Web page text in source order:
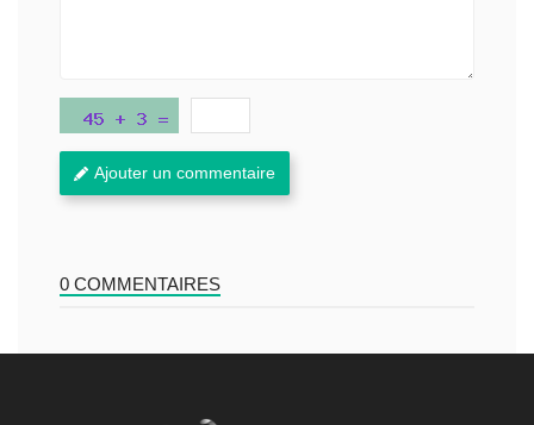
Ajouter un commentaire
0 COMMENTAIRES